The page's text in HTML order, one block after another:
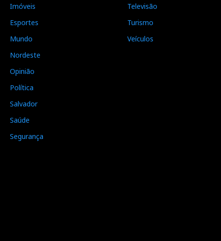
Imóveis
Esportes
Mundo
Nordeste
Opinião
Política
Salvador
Saúde
Segurança
Televisão
Turismo
Veículos